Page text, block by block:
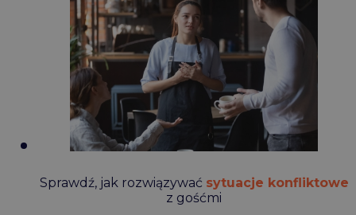
Sprawdź, jak rozwiązywać sytuacje konfliktowe
z gośćmi